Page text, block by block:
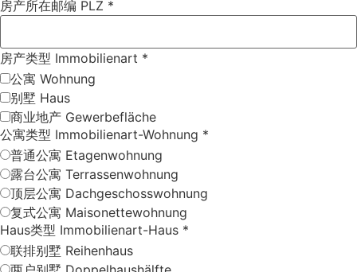
房产所在邮编 PLZ *
房产类型 Immobilienart *
公寓 Wohnung
别墅 Haus
商业地产 Gewerbefläche
公寓类型 Immobilienart-Wohnung *
普通公寓 Etagenwohnung
露台公寓 Terrassenwohnung
顶层公寓 Dachgeschosswohnung
复式公寓 Maisonettewohnung
Haus类型 Immobilienart-Haus *
联排别墅 Reihenhaus